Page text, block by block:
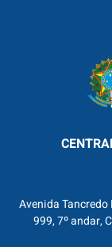
Avenida
999, 7º andar,